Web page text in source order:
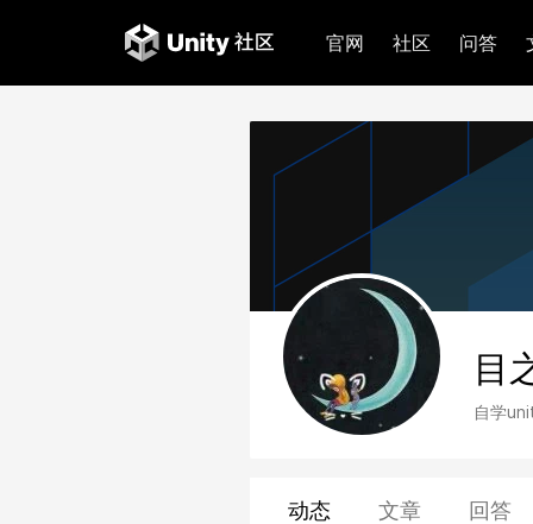
官网 社区 问答
目
自学
动态 文章 回答